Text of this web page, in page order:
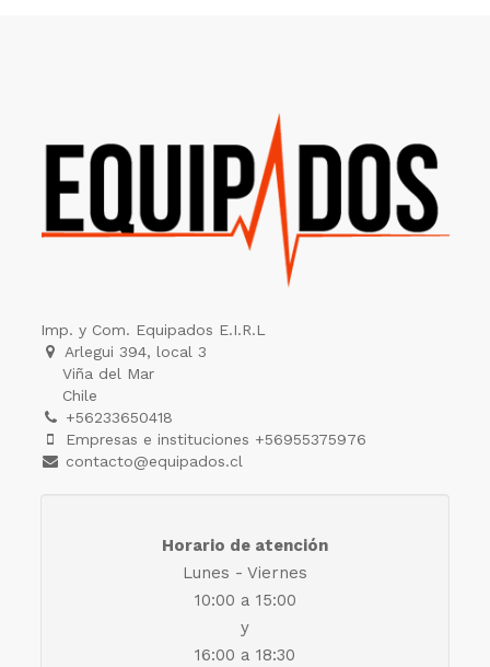
Imp. y Com. Equipados E.I.R.L
Arlegui 394, local 3
Viña del Mar
Chile
+56233650418
Empresas e instituciones +56955375976
contacto@equipados.cl
Horario de atención
Lunes - Viernes
10:00 a 15:00
y
16:00 a 18:30